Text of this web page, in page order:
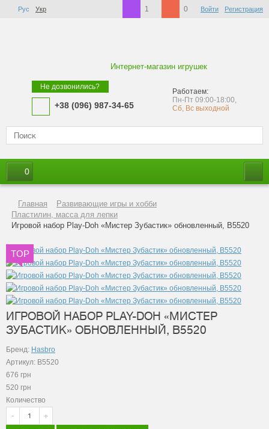
1 0 Войти Регистрация
Рус Укр
Интернет-магазин игрушек
Не дозвонились?
+38 (096) 987-34-65
Работаем:
Пн-Пт 09:00-18:00,
Сб, Вс выходной
0
Главная
Развивающие игры и хобби
Пластилин, масса для лепки
Игровой набор Play-Doh «Мистер Зубастик» обновленный, B5520
TOP
ИГРОВОЙ НАБОР PLAY-DOH «МИСТЕР
ЗУБАСТИК» ОБНОВЛЕННЫЙ, B5520
Бренд: Hasbro
Артикул: B5520
676 грн
520 грн
Количество
-
+